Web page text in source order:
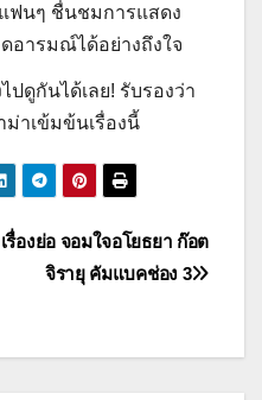
แฟนๆ ชื่นชมการแสดง
อารมณ์ได้อย่างถึงใจ
ปดูกันได้เลย! รับรองว่า
าเข้มข้นเรื่องนี้
เรื่องย่อ จอมใจอโยธยา ก๊อต
จิรายุ คัมแบคช่อง 3